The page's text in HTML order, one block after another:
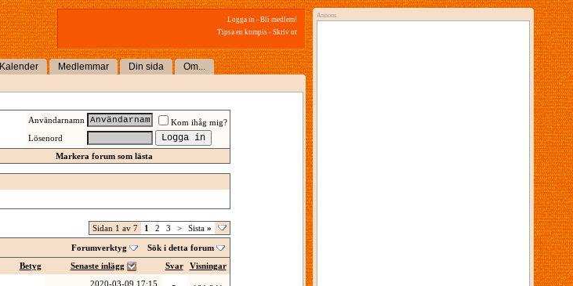
Logga in - Bli medlem!
Tipsa en kompis - Skriv ut
Kalender Medlemmar Din sida Om...
Användarnamn
Kom ihåg mig?
Lösenord
Markera forum som lästa
Sidan 1 av 7 1 2 3 > Sista »
Forumverktyg
Sök i detta forum
Betyg
Senaste inlägg Svar
Visningar
2020-03-09 17:15
Annons